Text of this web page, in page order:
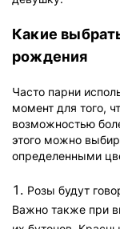
Какие
рождения
Часто парни
момент для того,
возможностью
этого можно
определенными
Розы будут
Важно также при